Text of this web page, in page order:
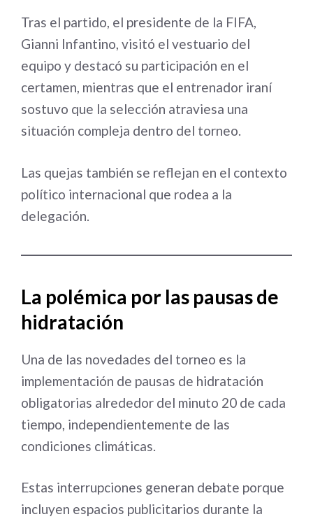
Tras el partido, el presidente de la FIFA,
Gianni Infantino, visitó el vestuario del
equipo y destacó su participación en el
certamen, mientras que el entrenador iraní
sostuvo que la selección atraviesa una
situación compleja dentro del torneo.
Las quejas también se reflejan en el contexto
político internacional que rodea a la
delegación.
La polémica por las pausas de
hidratación
Una de las novedades del torneo es la
implementación de pausas de hidratación
obligatorias alrededor del minuto 20 de cada
tiempo, independientemente de las
condiciones climáticas.
Estas interrupciones generan debate porque
incluyen espacios publicitarios durante la